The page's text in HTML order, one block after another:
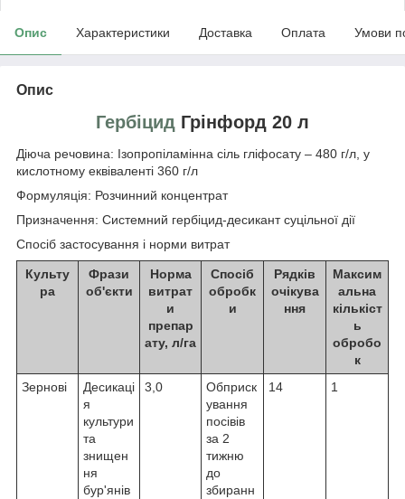
Опис Характеристики Доставка Оплата Умови
Опис
Гербіцид Грінфорд 20 л
Діюча речовина: Ізопропіламінна сіль гліфосату – 480 г/л, у
кислотному еквіваленті 360 г/л
Формуляція: Розчинний концентрат
Призначення: Системний гербіцид-десикант суцільної дії
Спосіб застосування і норми витрат
Культу
ра
Фрази
об'єкти
Норма
витрат
и
препар
ату, л/га
Спосіб
обробк
и
Рядків
очікува
ння
Максим
альна
кількіст
ь
обробо
к
Зернові
Десикаці
я
культури
та
знищен
ня
бур'янів
3,0
Обприск
ування
посівів
за 2
тижню
до
збиранн
14 1